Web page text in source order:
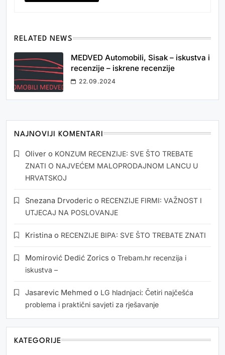
RELATED NEWS
MEDVED Automobili, Sisak – iskustva i
recenzije – iskrene recenzije
22.09.2024
NAJNOVIJI KOMENTARI
Oliver o KONZUM RECENZIJE: SVE ŠTO TREBATE
ZNATI O NAJVEĆEM MALOPRODAJNOM LANCU U
HRVATSKOJ
Snezana Drvoderic o RECENZIJE FIRMI: VAŽNOST I
UTJECAJ NA POSLOVANJE
Kristina o RECENZIJE BIPA: SVE ŠTO TREBATE ZNATI
Momirović Dedić Zorics o Trebam.hr recenzija i
iskustva –
Jasarevic Mehmed o LG hladnjaci: Četiri najčešća
problema i praktični savjeti za rješavanje
KATEGORIJE